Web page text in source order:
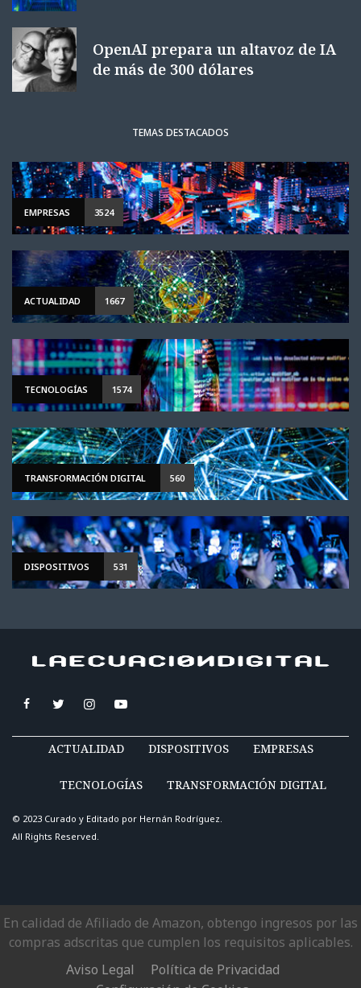
OpenAI prepara un altavoz de IA
de más de 300 dólares
TEMAS DESTACADOS
EMPRESAS 3524
ACTUALIDAD 1667
TECNOLOGÍAS 1574
TRANSFORMACIÓN DIGITAL 560
DISPOSITIVOS 531
ACTUALIDAD DISPOSITIVOS EMPRESAS
TECNOLOGÍAS TRANSFORMACIÓN DIGITAL
© 2023 Curado y Editado por Hernán Rodríguez.
All Rights Reserved.
En calidad de Afiliado de Amazon, obtengo ingresos por las
compras adscritas que cumplen los requisitos aplicables.
Aviso Legal
Política de Privacidad